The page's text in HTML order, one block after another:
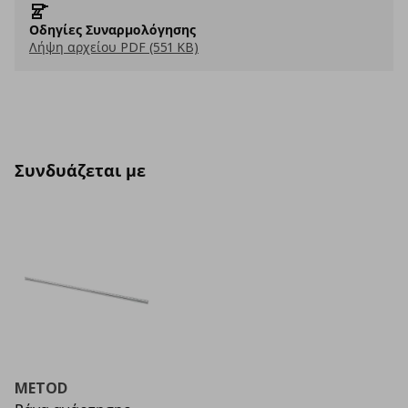
Οδηγίες Συναρμολόγησης
Λήψη αρχείου PDF (551 KB)
Συνδυάζεται με
METOD